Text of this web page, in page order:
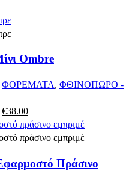
Ombre
ΦΟΡΕΜΑΤΑ, ΦΘΙΝΟΠΩΡΟ -
Original
price
was:
€38.00Η
τρέχουσα
τιμή
€38.00.Πράσινο